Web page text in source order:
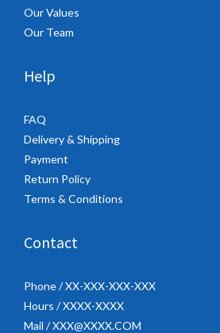
Our Values
Our Team
Help
FAQ
Delivery & Shipping
Payment
Return Policy
Terms & Conditions
Contact
Phone / XX-XXX-XXX-XXX
Hours / XXXX-XXXX
Mail / XXX@XXXX.COM